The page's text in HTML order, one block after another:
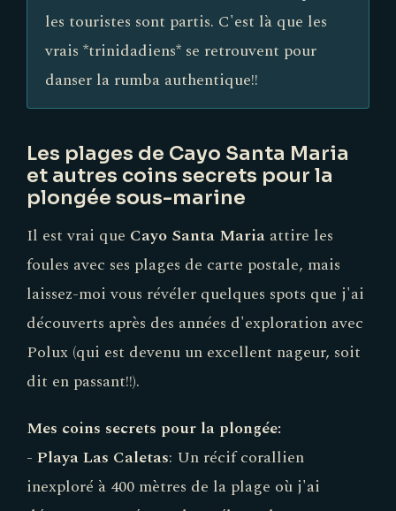
les touristes sont partis. C'est là que les
vrais *trinidadiens* se retrouvent pour
danser la rumba authentique!!
Les plages de Cayo Santa Maria
et autres coins secrets pour la
plongée sous-marine
Il est vrai que Cayo Santa Maria attire les
foules avec ses plages de carte postale, mais
laissez-moi vous révéler quelques spots que j'ai
découverts après des années d'exploration avec
Polux (qui est devenu un excellent nageur, soit
dit en passant!!).
Mes coins secrets pour la plongée:
- Playa Las Caletas: Un récif corallien
inexploré à 400 mètres de la plage où j'ai